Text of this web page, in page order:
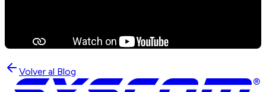
Volver al Blog